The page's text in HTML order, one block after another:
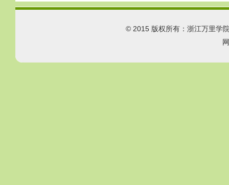
© 2015 版权所有：浙江万里学